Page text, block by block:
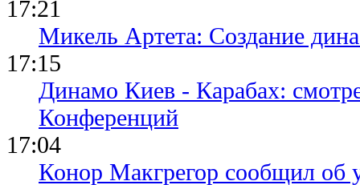
17:21
Микель Артета: Создание
17:15
Динамо Киев - Карабах:
Конференций
17:04
Конор Макгрегор сообщил об